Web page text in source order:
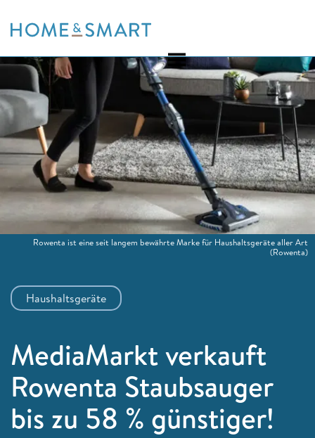
to
Haushaltsgeräte
MediaMarkt verkauft
Rowenta Staubsauger
bis zu 58 % günstiger!
Rowenta ist eine seit langem bewährte Marke für Haushaltsgeräte aller Art
(Rowenta)